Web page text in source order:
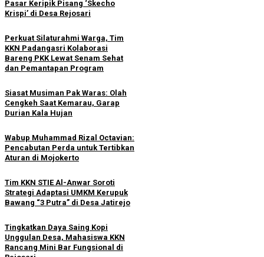
Pasar Keripik Pisang ‘Skecho
Krispi’ di Desa Rejosari
Perkuat Silaturahmi Warga, Tim
KKN Padangasri Kolaborasi
Bareng PKK Lewat Senam Sehat
dan Pemantapan Program
Siasat Musiman Pak Waras: Olah
Cengkeh Saat Kemarau, Garap
Durian Kala Hujan
Wabup Muhammad Rizal Octavian:
Pencabutan Perda untuk Tertibkan
Aturan di Mojokerto
Tim KKN STIE Al-Anwar Soroti
Strategi Adaptasi UMKM Kerupuk
Bawang “3 Putra” di Desa Jatirejo
Tingkatkan Daya Saing Kopi
Unggulan Desa, Mahasiswa KKN
Rancang Mini Bar Fungsional di